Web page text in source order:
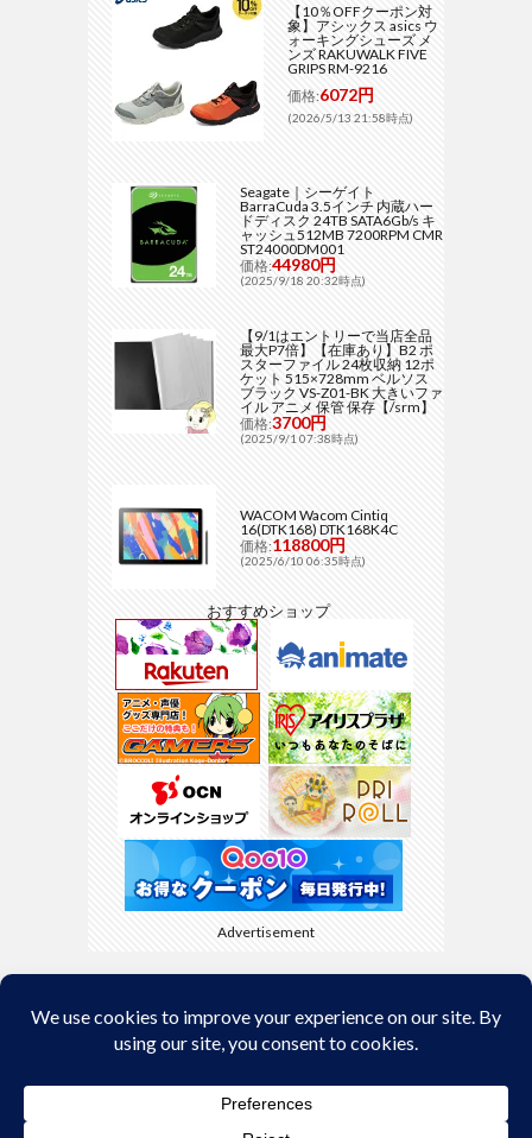
【10％OFFクーポン対
象】アシックス asics ウ
ォーキングシューズ メ
ンズ RAKUWALK FIVE
GRIPS RM-9216
価格:6072円
(2026/5/13 21:58時点)
Seagate｜シーゲイト
BarraCuda 3.5インチ 内蔵ハー
ドディスク 24TB SATA6Gb/s キ
ャッシュ512MB 7200RPM CMR
ST24000DM001
価格:44980円
(2025/9/18 20:32時点)
【9/1はエントリーで当店全品
最大P7倍】【在庫あり】B2 ポ
スターファイル 24枚収納 12ポ
ケット 515×728mm ベルソス
ブラック VS-Z01-BK 大きいファ
イル アニメ 保管 保存【/srm】
価格:3700円
(2025/9/1 07:38時点)
WACOM Wacom Cintiq
16(DTK168) DTK168K4C
価格:118800円
(2025/6/10 06:35時点)
おすすめショップ
Advertisement
Back to Top